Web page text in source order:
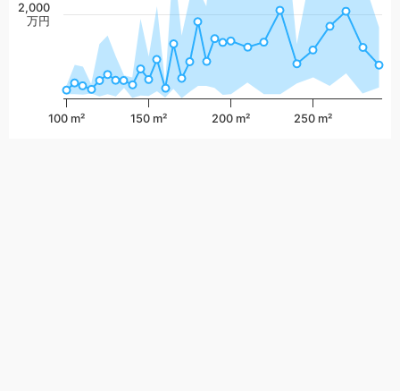
100 m² 150 m² 200 m² 250 m²
2,000
万円